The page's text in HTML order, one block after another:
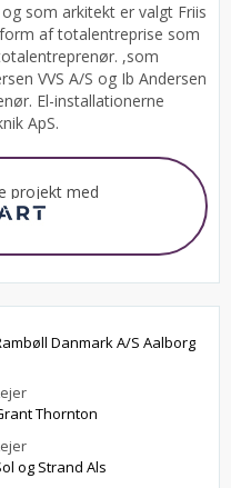
som arkitekt er valgt Friis
af totalentreprise som
,som
VVS A/S og Ib Andersen
El-installationerne
ApS.
projekt med
Rambøll Danmark A/S Aalborg
Thornton
og Strand Als